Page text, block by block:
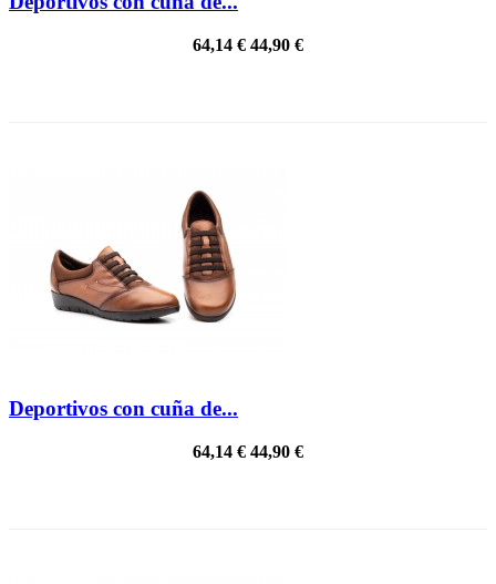
64,14 € 44,90 €
Deportivos con cuña de...
64,14 € 44,90 €